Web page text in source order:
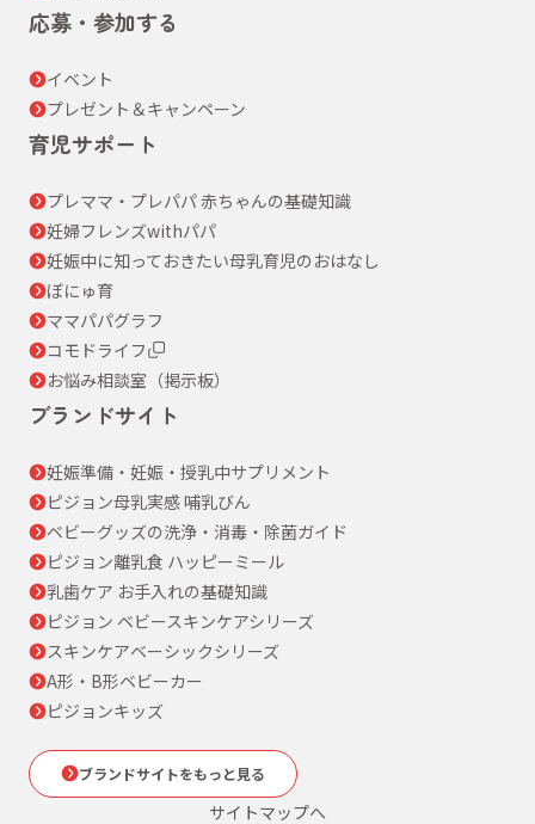
応募・参加する
イベント
プレゼント＆キャンペーン
育児サポート
プレママ・プレパパ 赤ちゃんの基礎知識
妊婦フレンズwithパパ
妊娠中に知っておきたい母乳育児のおはなし
ぼにゅ育
ママパパグラフ
コモドライフ
お悩み相談室（掲示板）
ブランドサイト
妊娠準備・妊娠・授乳中サプリメント
ピジョン母乳実感 哺乳びん
ベビーグッズの洗浄・消毒・除菌ガイド
ピジョン離乳食 ハッピーミール
乳歯ケア お手入れの基礎知識
ピジョン ベビースキンケアシリーズ
スキンケアベーシックシリーズ
A形・B形ベビーカー
ピジョンキッズ
ブランドサイトをもっと見る
サイトマップへ